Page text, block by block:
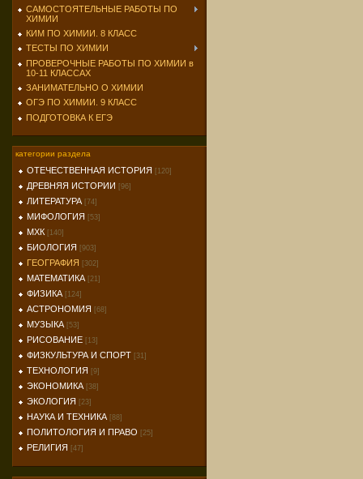
САМОСТОЯТЕЛЬНЫЕ РАБОТЫ ПО
ХИМИИ
КИМ ПО ХИМИИ. 8 КЛАСС
ТЕСТЫ ПО ХИМИИ
ПРОВЕРОЧНЫЕ РАБОТЫ ПО ХИМИИ в
10-11 КЛАССАХ
ЗАНИМАТЕЛЬНО О ХИМИИ
ОГЭ ПО ХИМИИ. 9 КЛАСС
ПОДГОТОВКА К ЕГЭ
категории раздела
ОТЕЧЕСТВЕННАЯ ИСТОРИЯ [120]
ДРЕВНЯЯ ИСТОРИИ [96]
ЛИТЕРАТУРА [74]
МИФОЛОГИЯ [53]
МХК [140]
БИОЛОГИЯ [903]
ГЕОГРАФИЯ [302]
МАТЕМАТИКА [21]
ФИЗИКА [124]
АСТРОНОМИЯ [68]
МУЗЫКА [53]
РИСОВАНИЕ [13]
ФИЗКУЛЬТУРА И СПОРТ [31]
ТЕХНОЛОГИЯ [9]
ЭКОНОМИКА [38]
ЭКОЛОГИЯ [23]
НАУКА И ТЕХНИКА [88]
ПОЛИТОЛОГИЯ И ПРАВО [25]
РЕЛИГИЯ [47]